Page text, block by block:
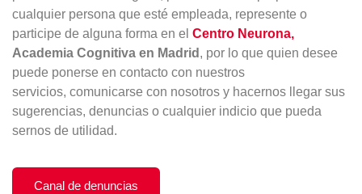
cualquier persona que esté empleada, represente o
participe de alguna forma en el Centro Neurona,
Academia Cognitiva en Madrid , por lo que quien desee
puede ponerse en contacto con nuestros
servicios, comunicarse con nosotros y hacernos llegar sus
sugerencias, denuncias o cualquier indicio que pueda
sernos de utilidad.
Canal de denuncias